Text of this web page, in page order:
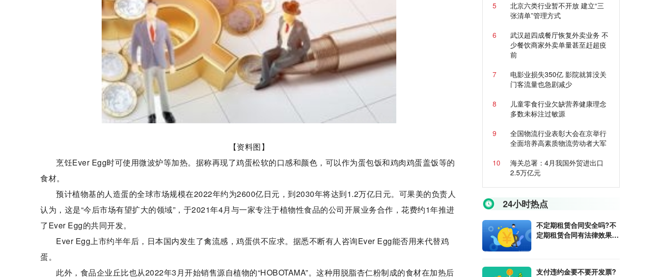
【资料图】
烹饪Ever Egg时可使用微波炉等加热。据称再现了鸡蛋松软的口感和颜色，可以作为蛋包饭和鸡肉鸡蛋盖饭等的
食材。
预计植物基的人造蛋的全球市场规模在2022年约为2600亿日元，到2030年将达到1.2万亿日元。可果美的负责人
认为，这是“今后市场有望扩大的领域”，于2021年4月与一家专注于植物性食品的公司开展业务合作，花费约1年推进
了Ever Egg的共同开发。
Ever Egg上市约半年后，日本国内发生了禽流感，鸡蛋供不应求。据悉不断有人咨询Ever Egg能否用来代替鸡
蛋。
此外，食品企业丘比也从2022年3月开始销售源自植物的“HOBOTAMA”。这种用脱脂杏仁粉制成的食材在加热后
5
北京六类行业暂不开放 建立“三
张清单”管理方式
6
武汉超四成餐厅恢复外卖业务 不
少餐饮商家外卖单量甚至赶超疫
前
7
电影业损失350亿 影院就算没关
门客流量也急剧减少
8
儿童零食行业欠缺营养健康理念
多数未标注过敏源
9
全国物流行业表彰大会在京举行
全面培养高素质物流劳动者大军
10
海关总署：4月我国外贸进出口
2.5万亿元
24小时热点
不定期租赁合同安全吗?不
定期租赁合同有法律效果
支付违约金要不要开发票?